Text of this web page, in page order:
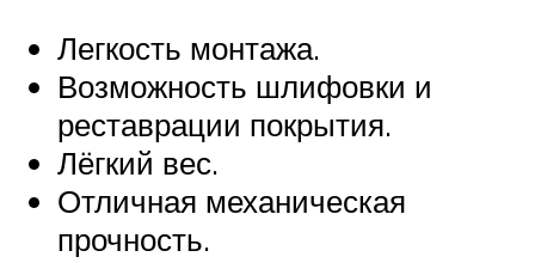
Легкость монтажа.
Возможность шлифовки и
реставрации покрытия.
Лёгкий вес.
Отличная механическая
прочность.